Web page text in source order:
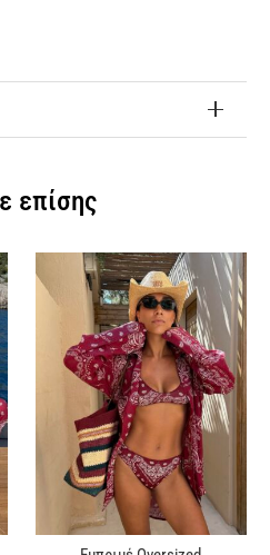
επίσης